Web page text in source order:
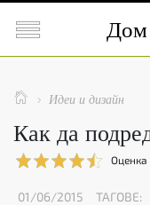
 Дом
  Идеи и дизайн
Как да
Оценка
01/06/2015 ТАГОВЕ: